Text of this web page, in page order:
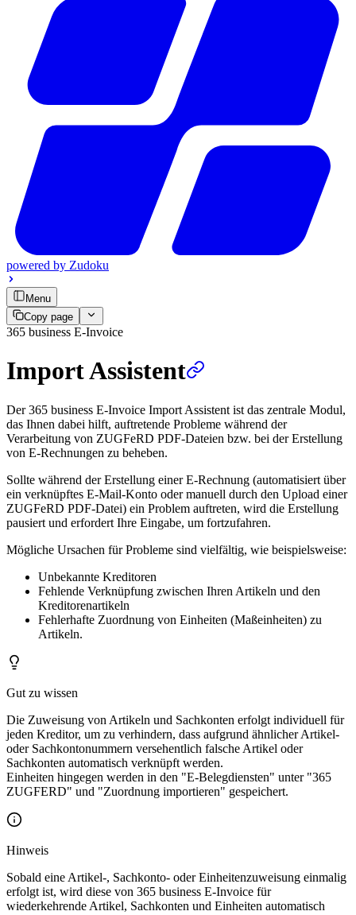
powered by Zudoku
Menu
Copy page
365 business E-Invoice
Import Assistent
Der 365 business E-Invoice Import Assistent ist das zentrale Modul,
das Ihnen dabei hilft, auftretende Probleme während der
Verarbeitung von ZUGFeRD PDF-Dateien bzw. bei der Erstellung
von E-Rechnungen zu beheben.
Sollte während der Erstellung einer E-Rechnung (automatisiert über
ein verknüpftes E-Mail-Konto oder manuell durch den Upload einer
ZUGFeRD PDF-Datei) ein Problem auftreten, wird die Erstellung
pausiert und erfordert Ihre Eingabe, um fortzufahren.
Mögliche Ursachen für Probleme sind vielfältig, wie beispielsweise:
Unbekannte Kreditoren
Fehlende Verknüpfung zwischen Ihren Artikeln und den
Kreditorenartikeln
Fehlerhafte Zuordnung von Einheiten (Maßeinheiten) zu
Artikeln.
Gut zu wissen
Die Zuweisung von Artikeln und Sachkonten erfolgt individuell für
jeden Kreditor, um zu verhindern, dass aufgrund ähnlicher Artikel-
oder Sachkontonummern versehentlich falsche Artikel oder
Sachkonten automatisch verknüpft werden.
Einheiten hingegen werden in den "E-Belegdiensten" unter "365
ZUGFERD" und "Zuordnung importieren" gespeichert.
Hinweis
Sobald eine Artikel-, Sachkonto- oder Einheitenzuweisung einmalig
erfolgt ist, wird diese von 365 business E-Invoice für
wiederkehrende Artikel, Sachkonten und Einheiten automatisch